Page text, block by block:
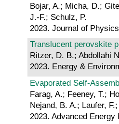
Bojar, A.; Micha, D.;
J.-F.; Schulz, P.
2023. Journal of
Translucent perovskite
Ritzer, D. B.; Abdollahi
2023. Energy &
Evaporated
Farag, A.; Feeney, T.;
Nejand, B. A.; Laufer,
2023. Advanced